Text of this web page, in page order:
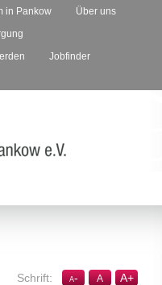
in Pankow
Über uns
Jobfinder
A+
A
A-